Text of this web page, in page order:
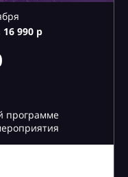
16990 р
программе